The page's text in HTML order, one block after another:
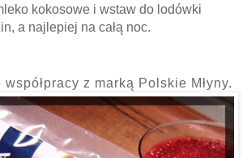
kokosowe i wstaw do lodówki
a najlepiej na całą noc.
współpracy z marką Polskie Młyny.